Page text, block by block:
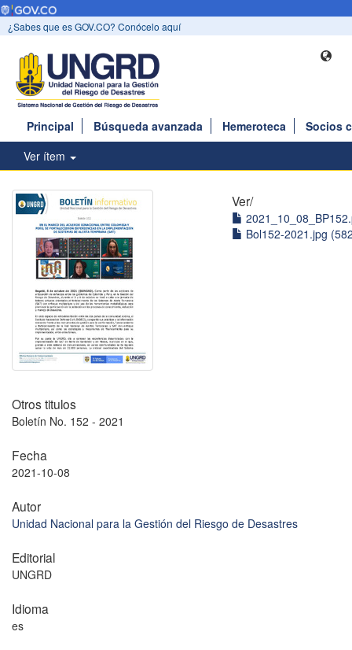
¿Sabes que es GOV.CO? Conócelo aquí
Principal Búsqueda avanzada Hemeroteca
Socios
Ver ítem
Ver/
Bol152-2021.jpg
Otros titulos
Boletín No. 152 - 2021
Fecha
2021-10-08
Autor
Unidad Nacional para la Gestión del Riesgo de Desastres
Editorial
UNGRD
Idioma
es